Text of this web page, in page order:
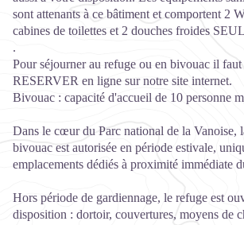
sont attenants à ce bâtiment et comportent 2
cabines de toilettes et 2 douches froides
.
Pour séjourner au refuge ou en bivouac il
RESERVER en ligne sur notre site internet.
Bivouac : capacité d'accueil de 10 personne
Dans le cœur du Parc national de la Vanoise,
bivouac est autorisée en période estivale,
emplacements dédiés à proximité immédiate
Hors période de gardiennage, le refuge est
disposition : dortoir, couvertures, moyens de